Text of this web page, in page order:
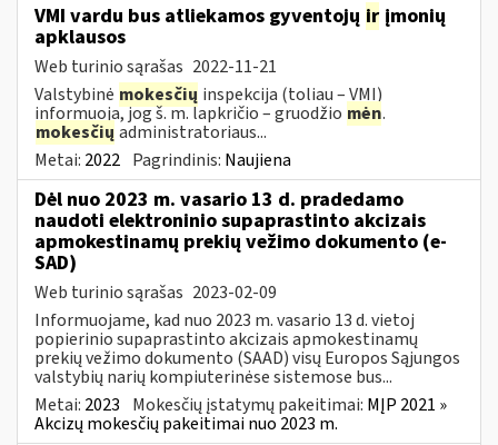
VMI vardu bus atliekamos gyventojų ir įmonių
apklausos
Web turinio sąrašas 2022-11-21
Valstybinė mokesčių inspekcija (toliau – VMI)
informuoja, jog š. m. lapkričio – gruodžio mėn.
mokesčių administratoriaus...
Metai: 2022 Pagrindinis: Naujiena
Dėl nuo 2023 m. vasario 13 d. pradedamo
naudoti elektroninio supaprastinto akcizais
apmokestinamų prekių vežimo dokumento (e-
SAD)
Web turinio sąrašas 2023-02-09
Informuojame, kad nuo 2023 m. vasario 13 d. vietoj
popierinio supaprastinto akcizais apmokestinamų
prekių vežimo dokumento (SAAD) visų Europos Sąjungos
valstybių narių kompiuterinėse sistemose bus...
Metai: 2023 Mokesčių įstatymų pakeitimai: MĮP 2021 »
Akcizų mokesčių pakeitimai nuo 2023 m.